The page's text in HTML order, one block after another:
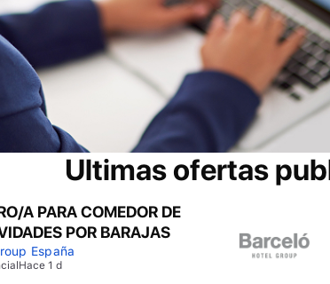
Ultimas ofertas
A PARA COMEDOR DE
POR BARAJAS
España
Hace 1 d